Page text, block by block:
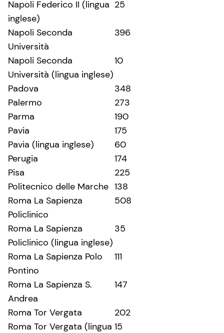
Napoli Federico II (lingua
inglese)
25
Napoli Seconda
Università
396
Napoli Seconda
Università (lingua inglese)
10
Padova
348
Palermo
273
Parma
190
Pavia
175
Pavia (lingua inglese)
60
Perugia
174
Pisa
225
Politecnico delle Marche 138
Roma La Sapienza
Policlinico
508
Roma La Sapienza
Policlinico (lingua inglese)
35
Roma La Sapienza Polo
Pontino
111
Roma La Sapienza S.
Andrea
147
Roma Tor Vergata
202
Roma Tor Vergata (lingua 15